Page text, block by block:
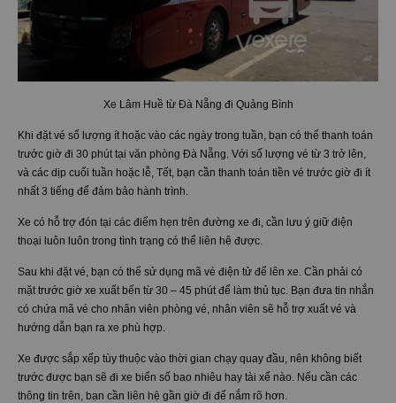
Xe Lâm Huề từ Đà Nẵng đi Quảng Bình
Khi đặt vé số lượng ít hoặc vào các ngày trong tuần, bạn có thể thanh toán
trước giờ đi 30 phút tại văn phòng Đà Nẵng. Với số lượng vé từ 3 trở lên,
và các dịp cuối tuần hoặc lễ, Tết, bạn cần thanh toán tiền vé trước giờ đi ít
nhất 3 tiếng để đảm bảo hành trình.
Xe có hỗ trợ đón tại các điểm hẹn trên đường xe đi, cần lưu ý giữ điện
thoại luôn luôn trong tình trạng có thể liên hệ được.
Sau khi đặt vé, bạn có thể sử dụng mã vé điện tử để lên xe. Cần phải có
mặt trước giờ xe xuất bến từ 30 – 45 phút để làm thủ tục. Bạn đưa tin nhắn
có chứa mã vé cho nhân viên phòng vé, nhân viên sẽ hỗ trợ xuất vé và
hướng dẫn bạn ra xe phù hợp.
Xe được sắp xếp tùy thuộc vào thời gian chạy quay đầu, nên không biết
trước được bạn sẽ đi xe biển số bao nhiêu hay tài xế nào. Nếu cần các
thông tin trên, bạn cần liên hệ gần giờ đi để nắm rõ hơn.